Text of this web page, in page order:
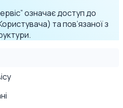
означає доступ до
та пов’язаної з